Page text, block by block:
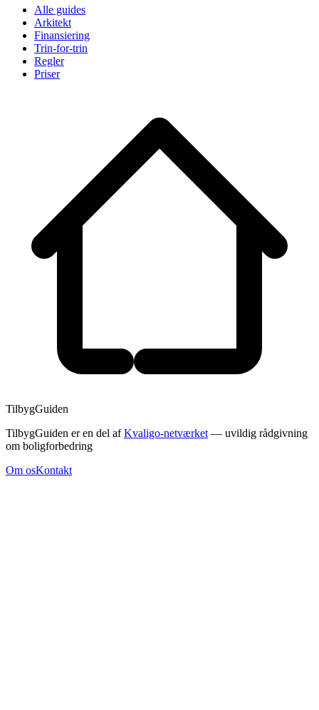
Alle guides
Arkitekt
Finansiering
Trin-for-trin
Regler
Priser
TilbygGuiden
TilbygGuiden er en del af Kvaligo-netværket — uvildig rådgivning
om boligforbedring
Om osKontakt